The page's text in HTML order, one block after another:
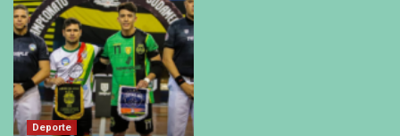
Deporte